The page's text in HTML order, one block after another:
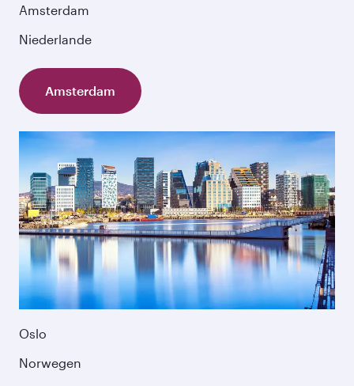
Amsterdam
Niederlande
Amsterdam
Oslo
Norwegen